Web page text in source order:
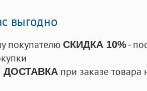
выгодно
покупателю СКИДКА 10%-
ДОСТАВКА при заказе